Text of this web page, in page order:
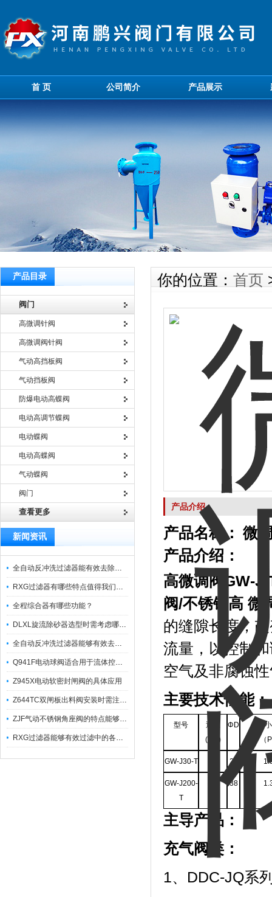
首 页 公司简介 产品展示
产品目录
阀门
高微调针阀
高微调阀针阀
气动高挡板阀
气动挡板阀
防爆电动高蝶阀
电动高调节蝶阀
电动蝶阀
电动高蝶阀
气动蝶阀
阀门
查看更多
新闻资讯
全自动反冲洗过滤器能有效去除过滤介质上的杂质
RXG过滤器有哪些特点值得我们选择？
全程综合器有哪些功能？
DLXL旋流除砂器选型时需考虑哪些因素？
全自动反冲洗过滤器能够有效去除不同粒径的固体杂
Q941F电动球阀适合用于流体控制需要迅速反应的场合
Z945X电动软密封闸阀的具体应用
Z644TC双闸板出料阀安装时需注意哪些事项？
ZJF气动不锈钢角座阀的特点能够稳定地控制介质流量
RXG过滤器能够有效过滤中的各种杂质
你的位置： 首页
产品介绍
产品名称： 微
产品介绍：
高微调阀
GW-
阀/不锈钢高 微
的缝隙长度，
流量，以控制
空气及非腐蚀
主要技术性能：
型号
通径
(DN)
ΦD
zui
（
GW-J30-T 22
GW-J200-
T
38
主导产品：
充气阀类：
1、DDC-JQ系